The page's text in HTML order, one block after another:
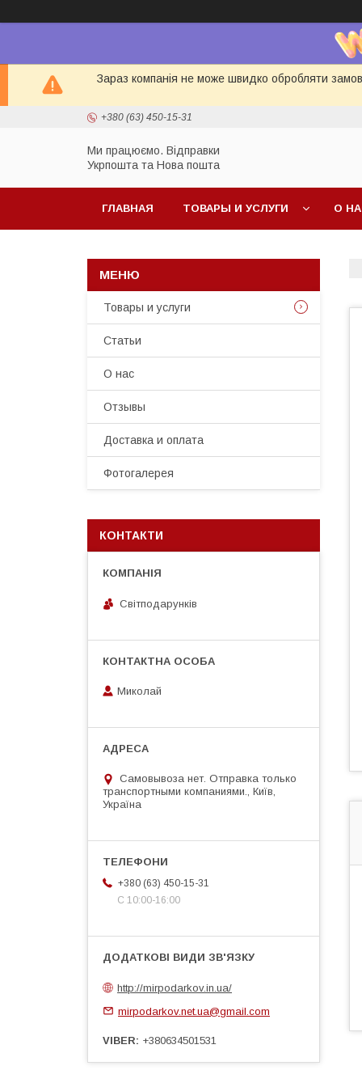
Зараз компанія не може швидко обробляти
+380 (63) 450-15-31
Ми працюємо. Відправки
Укрпошта та Нова пошта
ГЛАВНАЯ ТОВАРЫ И УСЛУГИ О
Товары и услуги
Статьи
О нас
Отзывы
Доставка и оплата
Фотогалерея
КОНТАКТИ
Світподарунків
Миколай
Самовывоза нет. Отправка только
транспортными компаниями., Київ,
Україна
+380 (63) 450-15-31
С 10:00-16:00
http://mirpodarkov.in.ua/
mirpodarkov.net.ua@gmail.com
VIBER +380634501531